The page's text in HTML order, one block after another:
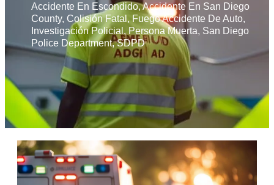
Accidente En Escondido,Accidente En San Diego
County, Colisión Fatal , Fuego Accidente De Auto,
Investigación Policial , Persona Muerta, San Diego
Police Department,SDPD